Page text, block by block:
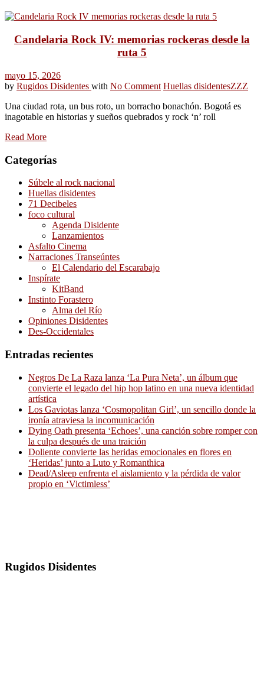
Candelaria Rock IV: memorias rockeras desde la
ruta 5
mayo 15, 2026
by Rugidos Disidentes with No Comment Huellas disidentesZZZ
Una ciudad rota, un bus roto, un borracho bonachón. Bogotá es
inagotable en historias y sueños quebrados y rock ‘n’ roll
Read More
Categorías
Súbele al rock nacional
Huellas disidentes
71 Decibeles
foco cultural
Agenda Disidente
Lanzamientos
Asfalto Cinema
Narraciones Transeúntes
El Calendario del Escarabajo
Inspírate
KitBand
Instinto Forastero
Alma del Río
Opiniones Disidentes
Des-Occidentales
Entradas recientes
Negros De La Raza lanza ‘La Pura Neta’, un álbum que
convierte el legado del hip hop latino en una nueva identidad
artística
Los Gaviotas lanza ‘Cosmopolitan Girl’, un sencillo donde la
ironía atraviesa la incomunicación
Dying Oath presenta ‘Echoes’, una canción sobre romper con
la culpa después de una traición
Doliente convierte las heridas emocionales en flores en
‘Heridas’ junto a Luto y Romanthica
Dead/Asleep enfrenta el aislamiento y la pérdida de valor
propio en ‘Victimless’
Rugidos Disidentes